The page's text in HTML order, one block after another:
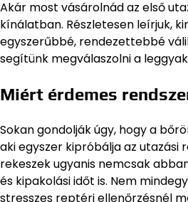
Akár most vásárolnád az első
kínálatban. Részletesen leírjuk,
egyszerűbbé, rendezettebbé
segítünk megválaszolni a
Miért érdemes
Sokan gondolják úgy, hogy a
aki egyszer kipróbálja az utazási
rekeszek ugyanis nemcsak
és kipakolási időt is. Nem
stresszes reptéri ellenőrzésnél